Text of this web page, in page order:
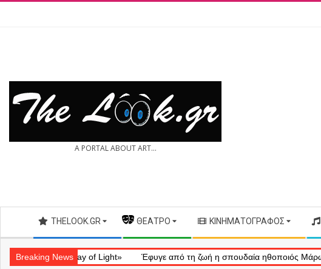
THE A PORTAL ABOUT ART...
Secondary
Navigation
Menu
THELOOK.GR — ΘΈΑΤΡΟ ΚΙΝΗΜΑΤΟΓΡΆΦΟΣ
Breaking News
«Ray of Light» Έφυγε από τη ζωή η σπουδαία ηθοποιός Μάρω Κοντού